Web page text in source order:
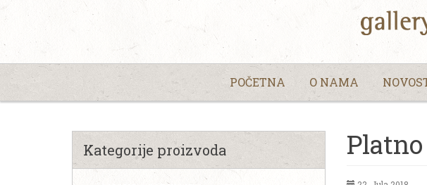
POČETNA O NAMA
Kategorije proizvoda